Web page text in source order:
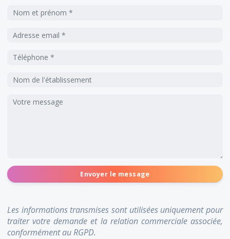
Envoyer le message
Les informations transmises sont utilisées uniquement pour
traiter votre demande et la relation commerciale associée,
conformément au RGPD.